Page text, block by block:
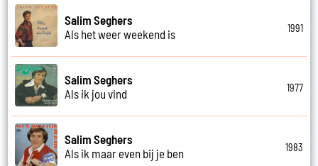
Salim Seghers
Als het weer weekend is
1991
Salim Seghers
Als ik jou vind
1977
Salim Seghers
Als ik maar even bij je ben
1983